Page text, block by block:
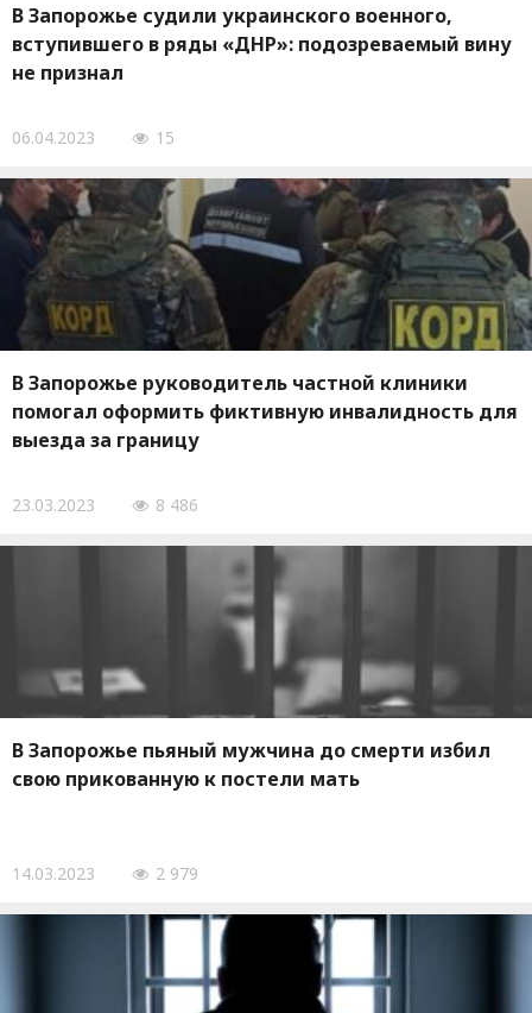
В Запорожье судили украинского военного,
вступившего в ряды «ДНР»: подозреваемый вину
не признал
06.04.2023 15
В Запорожье руководитель частной клиники
помогал оформить фиктивную инвалидность для
выезда за границу
23.03.2023 8 486
В Запорожье пьяный мужчина до смерти избил
свою прикованную к постели мать
14.03.2023 2 979